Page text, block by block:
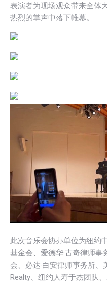
表演者为现场观众带来全体
热烈的掌声中落下帷幕。
此次音乐会协办单位为纽约
基金会、爱德华·古奇律师
会、必达·白安律师事务所
Realty、纽约人寿于杰团队